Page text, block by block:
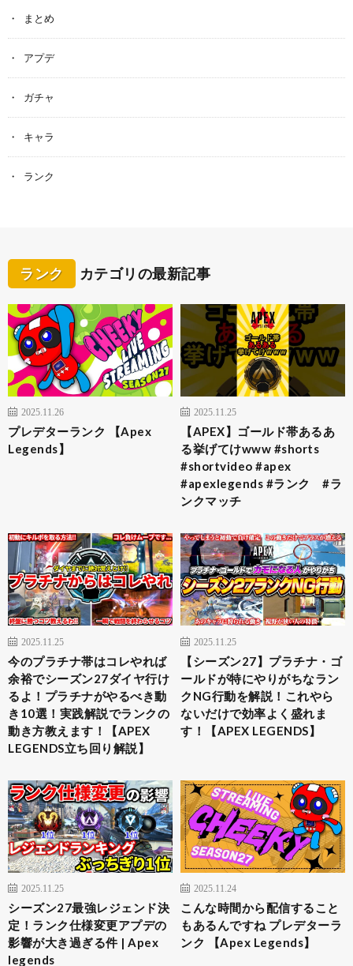
まとめ
アプデ
ガチャ
キャラ
ランク
ランク カテゴリの最新記事
2025.11.26
プレデターランク 【Apex
Legends】
2025.11.25
【APEX】ゴールド帯あるあ
る挙げてけwww #shorts
#shortvideo #apex
#apexlegends #ランク #ラ
ンクマッチ
2025.11.25
今のプラチナ帯はコレやれば
余裕でシーズン27ダイヤ行け
るよ！プラチナがやるべき動
き10選！実践解説でランクの
動き方教えます！【APEX
LEGENDS立ち回り解説】
2025.11.25
【シーズン27】プラチナ・ゴ
ールドが特にやりがちなラン
クNG行動を解説！これやら
ないだけで効率よく盛れま
す！【APEX LEGENDS】
2025.11.25
シーズン27最強レジェンド決
定！ランク仕様変更アプデの
影響が大き過ぎる件 | Apex
legends
2025.11.24
こんな時間から配信すること
もあるんですね プレデターラ
ンク 【Apex Legends】